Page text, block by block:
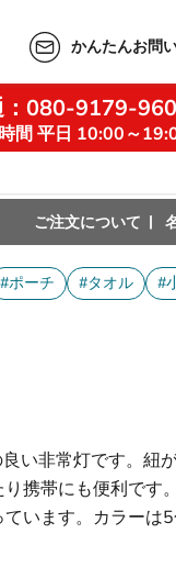
かんたんお問
：080-9179-
間 平日 10:00～
ご注文について
#ポーチ #タオル #
い非常灯です。紐
携帯にも便利です
います。カラーは